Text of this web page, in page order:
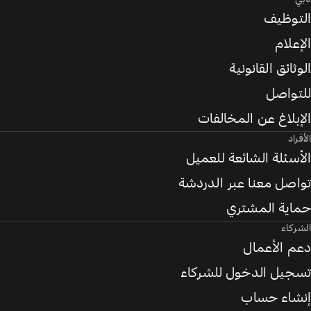
التوظيف
الإعلام
الوثائق القانونية
للتواصل
الإبلاغ عن المخالفات
الأفراد
الأسئلة الشائعة للعميل
تواصل معنا عبر الدردشة
حماية المشتري
الشركاء
دعم الأعمال
تسجيل الدخول للشركاء
إنشاء حساب